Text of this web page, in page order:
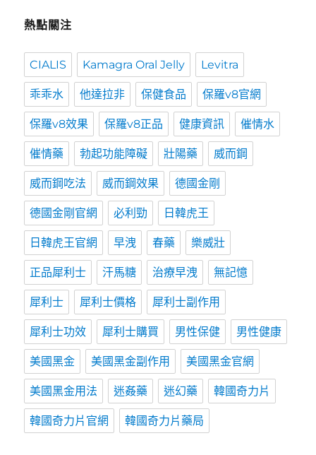
熱點關注
CIALIS Kamagra Oral Jelly Levitra
乖乖水 他達拉非 保健食品 保羅v8官網
保羅v8效果 保羅v8正品 健康資訊 催情水
催情藥 勃起功能障礙 壯陽藥 威而鋼
威而鋼吃法 威而鋼效果 德國金剛
德國金剛官網 必利勁 日韓虎王
日韓虎王官網 早洩 春藥 樂威壯
正品犀利士 汗馬糖 治療早洩 無記憶
犀利士 犀利士價格 犀利士副作用
犀利士功效 犀利士購買 男性保健 男性健康
美國黑金 美國黑金副作用 美國黑金官網
美國黑金用法 迷姦藥 迷幻藥 韓國奇力片
韓國奇力片官網 韓國奇力片藥局